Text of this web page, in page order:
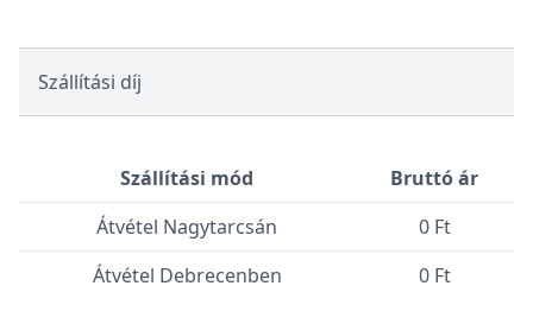
Szállítási díj
Szállítási mód
Bruttó ár
Átvétel Nagytarcsán
0 Ft
Átvétel Debrecenben
0 Ft